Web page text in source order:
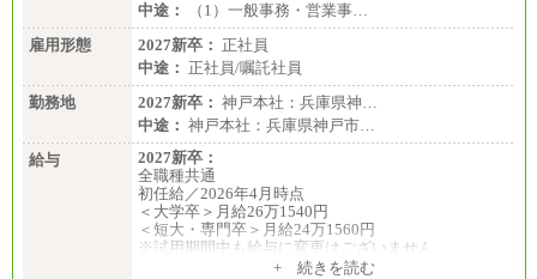
中途：
（1）一般事務・営業事…
雇用形態
2027新卒： 正社員
中途： 正社員/嘱託社員
勤務地
2027新卒： 神戸本社：兵庫県神…
中途： 神戸本社：兵庫県神戸市…
給与
2027新卒：
全職種共通
初任給／2026年4月時点
＜大学卒＞月給26万1540円
＜短大・専門卒＞月給24万1560円
※試用期間中も給与に変更はございません
+ 続きを読む